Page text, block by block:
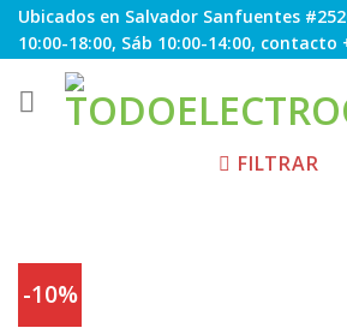
Skip
to
content
Ubicados en Salvador Sanfuentes
10:00-18:00, Sáb 10:00-14:00, contacto
FILTRAR
-10%